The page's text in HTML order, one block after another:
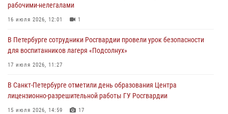
Росгвардейцы приняли участие в Большом семейном фестивале
03 августа 2026, 13:26
В Ленинградской области сотрудники Росгвардии обнаружили
пропавшего мальчика с нарушением слуха и помогли ему вернуться
домой
В Санкт-Петербурге при содействии СОБР Росгвардии задержаны
подозреваемые в мошеннических действиях
рабочими-нелегалами
16 июля 2026, 12:01 1
В Петербурге сотрудники Росгвардии провели урок безопасности
для воспитанников лагеря «Подсолнух»
17 июля 2026, 11:27
В Санкт-Петербурге отметили день образования Центра
лицензионно-разрешительной работы ГУ Росгвардии
15 июля 2026, 14:59 17